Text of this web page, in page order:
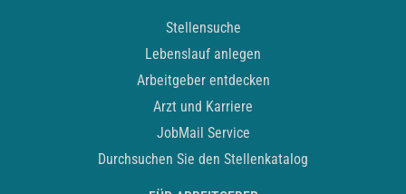
Stellensuche
Lebenslauf anlegen
Arbeitgeber entdecken
Arzt und Karriere
JobMail Service
Durchsuchen Sie den Stellenkatalog